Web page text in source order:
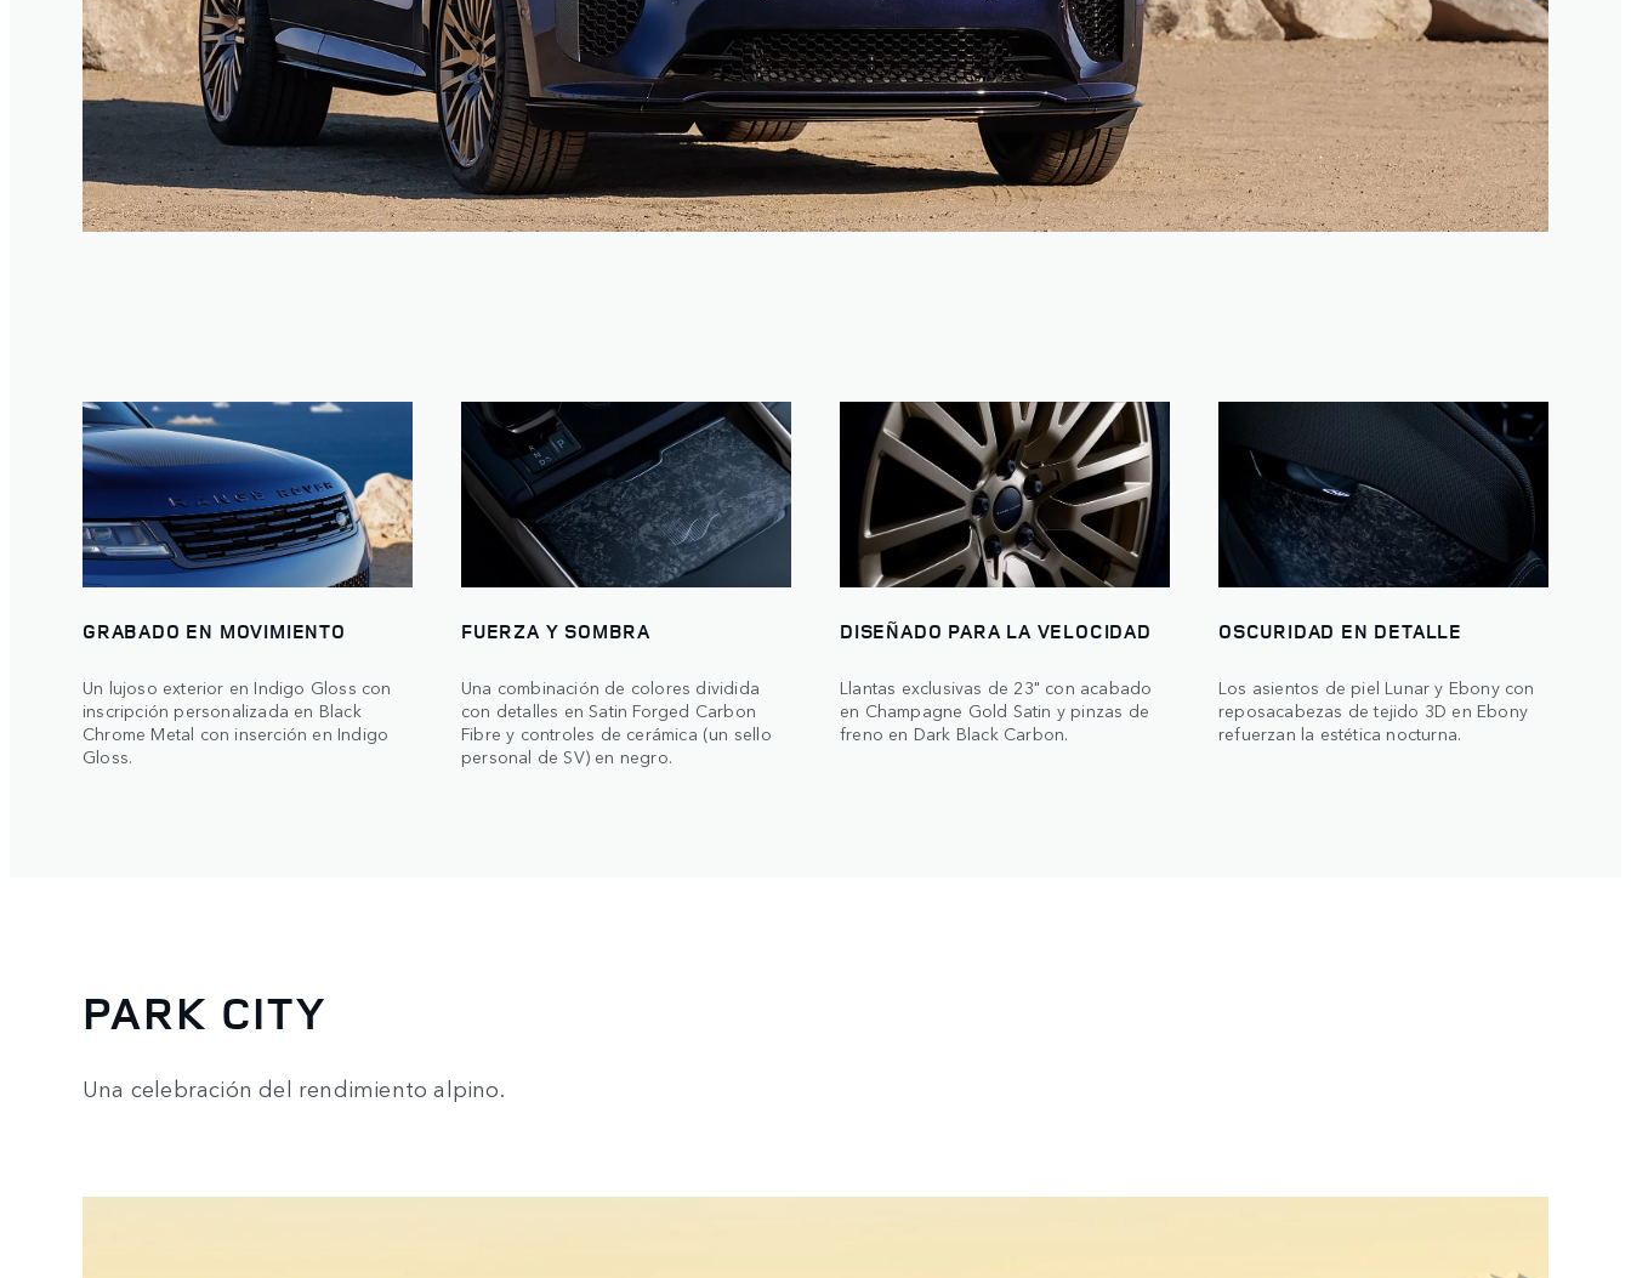
GRABADO EN MOVIMIENTO
Un lujoso exterior en Indigo Gloss con
inscripción personalizada en Black
Chrome Metal con inserción en Indigo
Gloss.
FUERZA Y SOMBRA
Una combinación de colores dividida
con detalles en Satin Forged Carbon
Fibre y controles de cerámica (un sello
personal de SV) en negro.
DISEÑADO PARA LA VELOCIDAD
Llantas exclusivas de 23" con acabado
en Champagne Gold Satin y pinzas de
freno en Dark Black Carbon.
OSCURIDAD EN DETALLE
Los asientos de piel Lunar y Ebony con
reposacabezas de tejido 3D en Ebony
refuerzan la estética nocturna.
PARK CITY
Una celebración del rendimiento alpino.